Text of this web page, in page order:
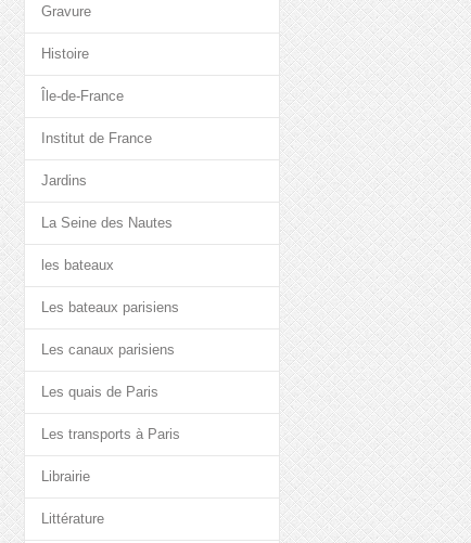
Gravure
Histoire
Île-de-France
Institut de France
Jardins
La Seine des Nautes
les bateaux
Les bateaux parisiens
Les canaux parisiens
Les quais de Paris
Les transports à Paris
Librairie
Littérature